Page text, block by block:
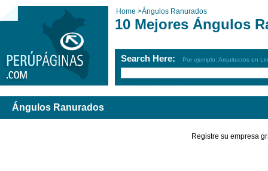
Home >Ángulos Ranurados
10 Mejores Ángulos
Search Here: Por ejemplo: Arquitectos en
Ángulos Ranurados
Registre su empresa